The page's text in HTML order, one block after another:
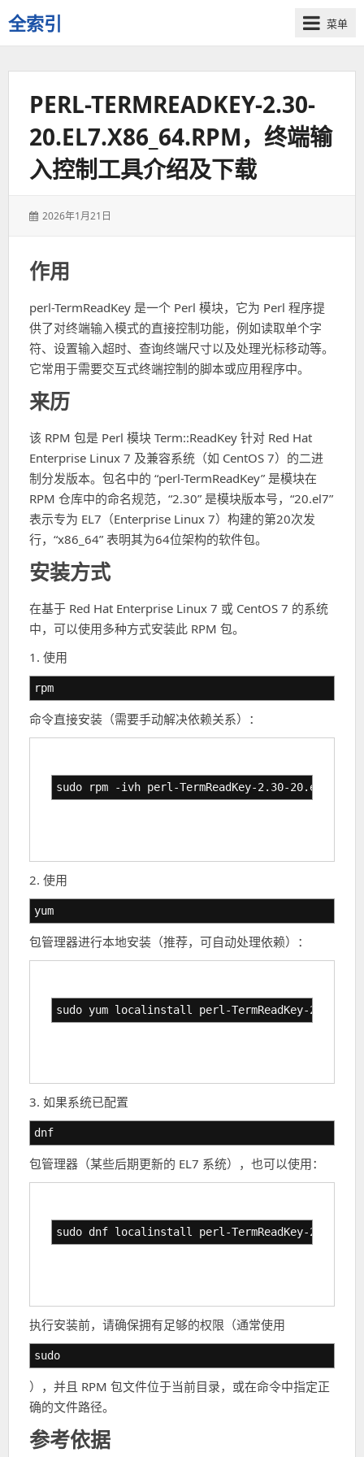
全索引
一
些
菜单
PERL-TERMREADKEY-2.30-
20.EL7.X86_64.RPM，终端输
入控制工具介绍及下载
发
2026年1月21日
作用
perl-TermReadKey 是一个 Perl 模块，它为 Perl 程序提
供了对终端输入模式的直接控制功能，例如读取单个字
符、设置输入超时、查询终端尺寸以及处理光标移动等。
它常用于需要交互式终端控制的脚本或应用程序中。
来历
该 RPM 包是 Perl 模块 Term::ReadKey 针对 Red Hat
Enterprise Linux 7 及兼容系统（如 CentOS 7）的二进
制分发版本。包名中的 “perl-TermReadKey” 是模块在
RPM 仓库中的命名规范，“2.30” 是模块版本号，“20.el7”
表示专为 EL7（Enterprise Linux 7）构建的第20次发
行，“x86_64” 表明其为64位架构的软件包。
安装方式
在基于 Red Hat Enterprise Linux 7 或 CentOS 7 的系统
中，可以使用多种方式安装此 RPM 包。
1. 使用
rpm
命令直接安装（需要手动解决依赖关系）：
sudo rpm -ivh perl-TermReadKey-2.30-
2. 使用
yum
包管理器进行本地安装（推荐，可自动处理依赖）：
sudo yum localinstall perl-TermReadKey-2.30-
3. 如果系统已配置
dnf
包管理器（某些后期更新的 EL7 系统），也可以使用：
sudo dnf localinstall perl-TermReadKey-2.30-
执行安装前，请确保拥有足够的权限（通常使用
sudo
），并且 RPM 包文件位于当前目录，或在命令中指定正
确的文件路径。
参考依据